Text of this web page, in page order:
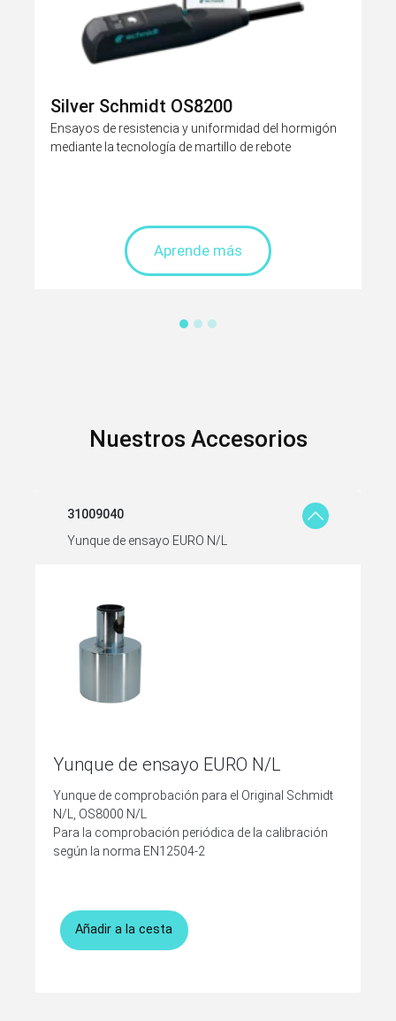
Silver Schmidt OS8200
Ensayos de resistencia y uniformidad del hormigón
mediante la tecnología de martillo de rebote
Aprende más
Nuestros Accesorios
31009040
Yunque de ensayo EURO N/L
Yunque de ensayo EURO N/L
Yunque de comprobación para el Original Schmidt
N/L, OS8000 N/L
Para la comprobación periódica de la calibración
según la norma EN12504-2
Añadir a la cesta